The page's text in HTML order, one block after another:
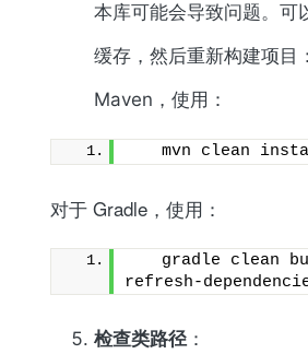
本库可能会导致问题。可
缓存，然后重新构建项目
Maven，使用：
mvn clean
对于 Gradle，使用：
gradle clean
refresh-
检查类路径：